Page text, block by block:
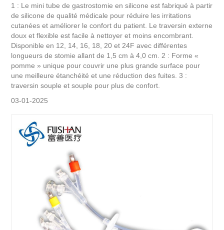
1 : Le mini tube de gastrostomie en silicone est fabriqué à partir
de silicone de qualité médicale pour réduire les irritations
cutanées et améliorer le confort du patient. Le traversin externe
doux et flexible est facile à nettoyer et moins encombrant.
Disponible en 12, 14, 16, 18, 20 et 24F avec différentes
longueurs de stomie allant de 1,5 cm à 4,0 cm. 2 : Forme «
pomme » unique pour couvrir une plus grande surface pour
une meilleure étanchéité et une réduction des fuites. 3 :
traversin souple et souple pour plus de confort.
03-01-2025